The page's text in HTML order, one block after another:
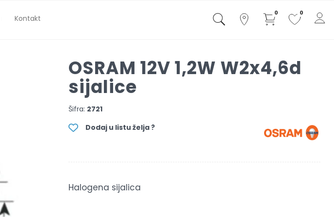
Kontakt
0 0
OSRAM 12V 1,2W W2x4,6d
sijalice
Šifra: 2721
Dodaj u listu želja ?
Halogena sijalica